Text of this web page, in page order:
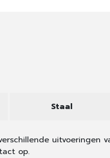
Staal
uitvoeringen
op.